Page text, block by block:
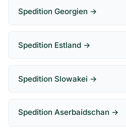
Spedition Georgien →
Spedition Estland →
Spedition Slowakei →
Spedition Aserbaidschan →